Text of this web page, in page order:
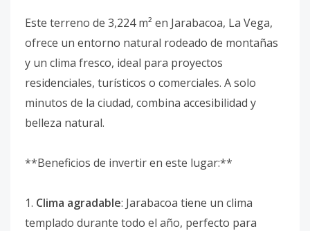
Este terreno de 3,224 m² en Jarabacoa, La Vega,
ofrece un entorno natural rodeado de montañas
y un clima fresco, ideal para proyectos
residenciales, turísticos o comerciales. A solo
minutos de la ciudad, combina accesibilidad y
belleza natural.
**Beneficios de invertir en este lugar:**
1. Clima agradable: Jarabacoa tiene un clima
templado durante todo el año, perfecto para